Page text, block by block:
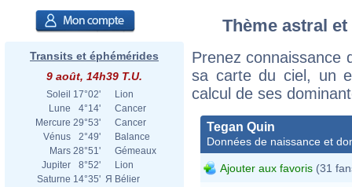
Transits et éphémérides
9 août, 14h39 T.U.
Soleil 17°02'
Lion
Lune
4°14'
Cancer
Mercure 29°53'
Cancer
Vénus
2°49'
Balance
Mars 28°51'
Gémeaux
Jupiter
8°52'
Lion
Saturne 14°35' Я Bélier
Thème astral
Prenez connaissance
sa carte du ciel, un
calcul de ses
Tegan Quin
Données de naissance et
Ajouter aux favoris (31